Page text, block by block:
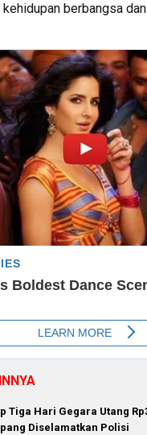
berbangsa
Tiga Hari Gegara Utang
Diselamatkan Polisi